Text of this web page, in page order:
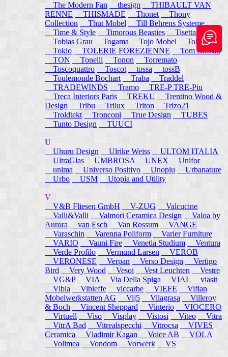
The Modern Fan
thesign
THIBAULT VAN
RENNE
THISMADE Thonet
Thony
Collection
Thut Mobel
Till Behrens Systeme
Time & Style
Timorous Beasties
Tisettanta
Tobias Grau
Togama Tojo Mobel
Token
Tokio
TOLERIE FOREZIENNE
Tom Rossau
TON
Tonelli Tonon
Torremato
Toscoquattro
Toscot tossa
tossB
Toulemonde Bochart
Traba
Traddel
TRADEWINDS
Tramo
TRE-P TRE-Piu
Treca Interiors Paris
TREKU
Trentino Wood &
Design
Tribu Trilux Triton
Trizo21
Troldtekt Tronconi True Design
TUBES
Tunto Design
TUUCI
U
Uhuru Design
Ulrike Weiss
ULTOM ITALIA
UltraGlas
UMBROSA UNEX
Unifor
unima
Universo Positivo Unopiu
Urbanature
Urbo
USM Utopia and Utility
V
V&B Fliesen GmbH
V-ZUG
Valcucine
Valli&Valli
Valmori Ceramica Design
Valoa by
Aurora
van Esch Van Rossum
VANGE
Varaschin
Varenna Poliform
Varier Furniture
VARIO
Vauni Fire Venetia Studium
Ventura
Verde Profilo
Vermund Larsen
VEROB
VERONESE
Verpan Verso Design
Vertigo
Bird
Very Wood Vesoi Vest Leuchten
Vestre
VG&P
VIA Via Della Spiga VIAL
viasit
Vibia
Vibieffe viccarbe VIEFE
Vifian
Mobelwerkstatten AG
Vij5 Vilagrasa
Villeroy
& Boch
Vincent Sheppard Vinterio
VIOCERO
Virtuell
Viso Visplay Vistosi Viteo
Vitra
VitrA Bad
Vitrealspecchi Vitrocsa
VIVES
Ceramica
Vladimir Kagan Voice AB
VOLA
Volimea
Vondom Vorwerk VS